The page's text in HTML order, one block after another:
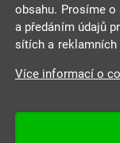
INTEGRA
Jabloňová 662/7
Datová schránka:
obsahu. Prosíme
a předáním údajů
sítích a
Více informací o